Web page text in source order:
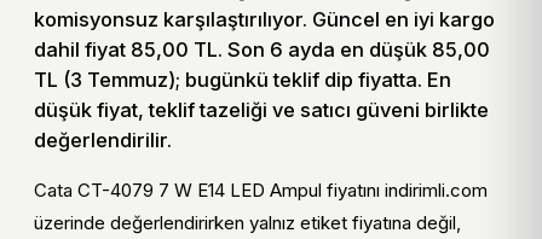
Fiyat geçmişi varsa bugünkü teklifin dip seviyeye
yakın olup olmadığını kontrol edin.
Mağaza bağlantısına geçmeden önce stok, teslimat
ve kampanya koşullarını doğrulayın.
değerlendirme tablosu
komisyonsuz karşılaştırılıyor. Güncel en iyi kargo
dahil fiyat 85,00 TL. Son 6 ayda en düşük 85,00
TL (3 Temmuz); bugünkü teklif dip fiyatta. En
düşük fiyat, teklif tazeliği ve satıcı güveni birlikte
değerlendirilir.
Cata CT-4079 7 W E14 LED Ampul fiyatını indirimli.com
üzerinde değerlendirirken yalnız etiket fiyatına değil,